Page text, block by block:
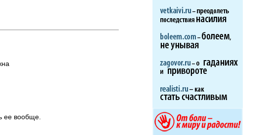
ее вообще.